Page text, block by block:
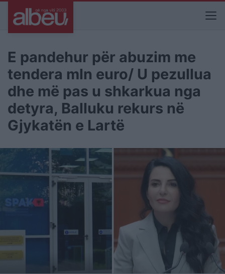
E pandehur për abuzim me
tendera mln euro/ U pezullua
dhe më pas u shkarkua nga
detyra, Balluku rekurs në
Gjykatën e Lartë